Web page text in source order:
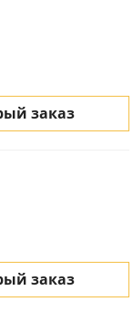
заказ
заказ